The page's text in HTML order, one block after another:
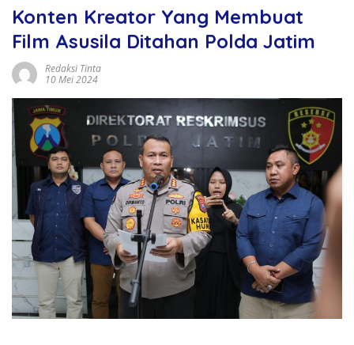
Konten Kreator Yang Membuat
Film Asusila Ditahan Polda Jatim
Redaksi Tinta
10 Mei 2024